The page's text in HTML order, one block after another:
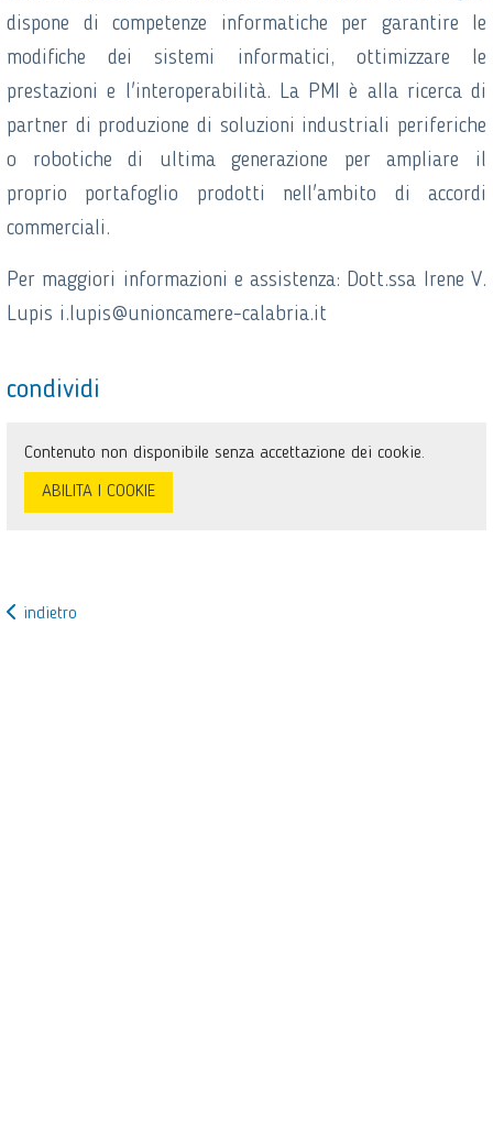
dispone di competenze informatiche per garantire le
modifiche dei sistemi informatici, ottimizzare le
prestazioni e l'interoperabilità. La PMI è alla ricerca di
partner di produzione di soluzioni industriali periferiche
o robotiche di ultima generazione per ampliare il
proprio portafoglio prodotti nell'ambito di accordi
commerciali.
Per maggiori informazioni e assistenza: Dott.ssa Irene V.
Lupis i.lupis@unioncamere-calabria.it
condividi
Contenuto non disponibile senza accettazione dei cookie.
ABILITA I COOKIE
indietro